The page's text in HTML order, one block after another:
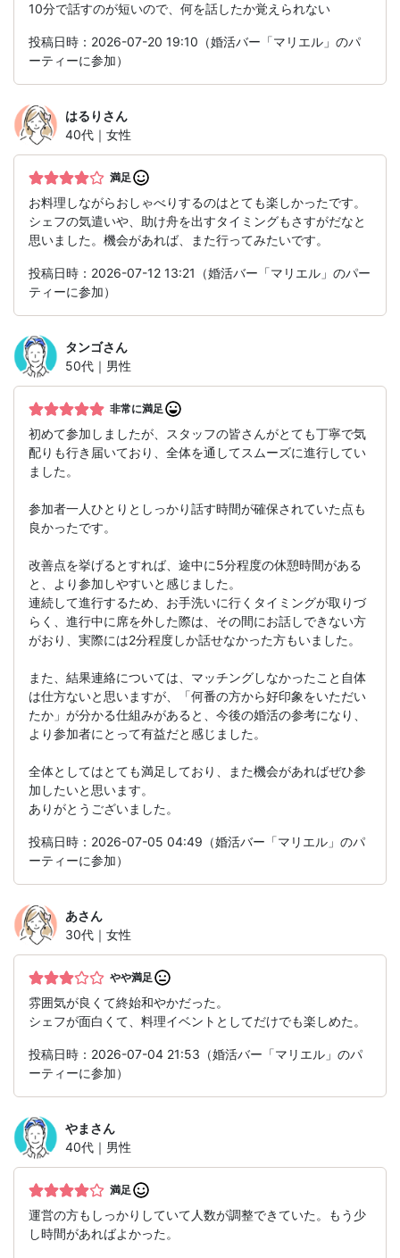
10分で話すのが短いので、何を話したか覚えられない
投稿日時：2026-07-20 19:10（婚活バー「マリエル」のパ
ーティーに参加）
はるり さん
40代｜女性
満足
お料理しながらおしゃべりするのはとても楽しかったです。
シェフの気遣いや、助け舟を出すタイミングもさすがだなと
思いました。機会があれば、また行ってみたいです。
投稿日時：2026-07-12 13:21（婚活バー「マリエル」のパー
ティーに参加）
タンゴさん
50代｜男性
非常に満足
初めて参加しましたが、スタッフの皆さんがとても丁寧で気
配りも行き届いており、全体を通してスムーズに進行してい
ました。
参加者一人ひとりとしっかり話す時間が確保されていた点も
良かったです。
改善点を挙げるとすれば、途中に5分程度の休憩時間がある
と、より参加しやすいと感じました。
連続して進行するため、お手洗いに行くタイミングが取りづ
らく、進行中に席を外した際は、その間にお話しできない方
がおり、実際には2分程度しか話せなかった方もいました。
また、結果連絡については、マッチングしなかったこと自体
は仕方ないと思いますが、「何番の方から好印象をいただい
たか」が分かる仕組みがあると、今後の婚活の参考になり、
より参加者にとって有益だと感じました。
全体としてはとても満足しており、また機会があればぜひ参
加したいと思います。
ありがとうございました。
投稿日時：2026-07-05 04:49（婚活バー「マリエル」のパ
ーティーに参加）
あさん
30代｜女性
やや満足
雰囲気が良くて終始和やかだった。
シェフが面白くて、料理イベントとしてだけでも楽しめた。
投稿日時：2026-07-04 21:53（婚活バー「マリエル」のパ
ーティーに参加）
やま さん
40代｜男性
満足
運営の方もしっかりしていて人数が調整できていた。もう少
し時間があればよかった。